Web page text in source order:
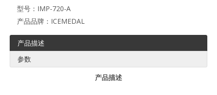
型号： IMP-720-A
产品品牌： ICEMEDAL
产品描述
参数
产品描述